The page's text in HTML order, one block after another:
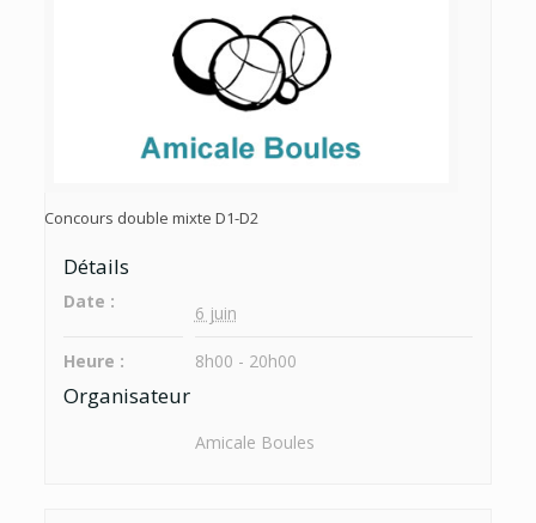
Concours double mixte D1-D2
Détails
Date :
6 juin
Heure : 8h00 - 20h00
Organisateur
Amicale Boules